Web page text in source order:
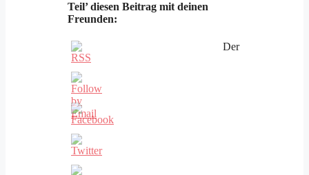
Teil’ diesen Beitrag mit deinen
Freunden:
Der